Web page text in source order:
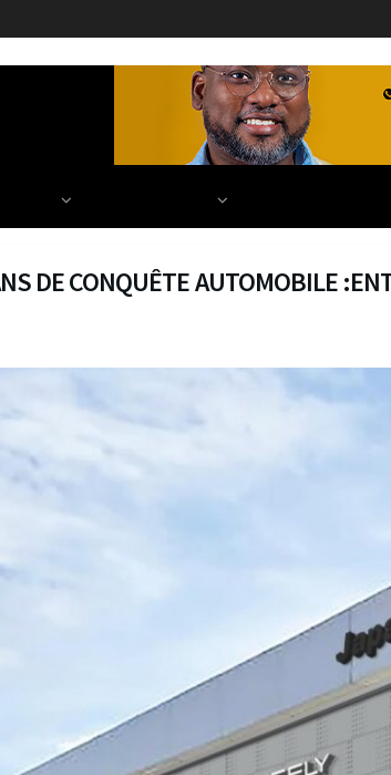
ECONOMIE FINANCE
DE CONQUÊTE AUTOMOBILE